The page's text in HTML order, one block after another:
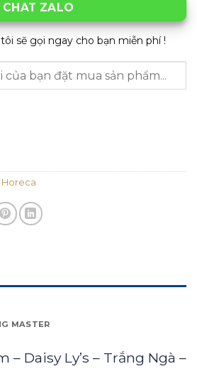
CHAT ZALO
sẽ gọi ngay cho bạn miễn phí !
Horeca
MASTER
– Daisy Ly’s – Trắng Ngà –